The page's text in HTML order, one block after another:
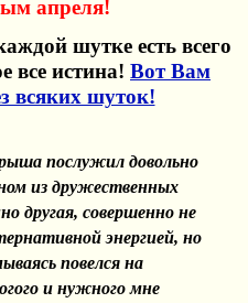
апреля!
шутке есть всего
все истина! Вот Вам
всяких шуток!
послужил довольно
из дружественных
другая, совершенно не
энергией, но
повелся на
и нужного мне